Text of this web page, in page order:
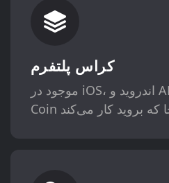
کراس پلتفرم
موجود در iOS، اندروید و APK. کیف پول Meme